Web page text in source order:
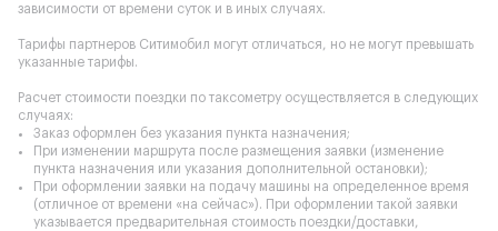
зависимости от времени суток и в иных случаях.
Тарифы партнеров Ситимобил могут отличаться, но не могут превышать
указанные тарифы.
Расчет стоимости поездки по таксометру осуществляется в следующих
случаях:
Заказ оформлен без указания пункта назначения;
При изменении маршрута после размещения заявки (изменение
пункта назначения или указания дополнительной остановки);
При оформлении заявки на подачу машины на определенное время
(отличное от времени «на сейчас»). При оформлении такой заявки
указывается предварительная стоимость поездки/доставки,